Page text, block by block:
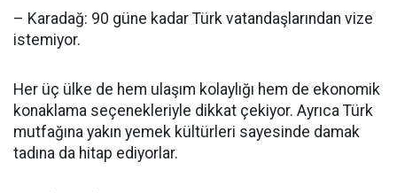
– Karadağ: 90 güne kadar Türk vatandaşlarından vize
istemiyor.
Her üç ülke de hem ulaşım kolaylığı hem de ekonomik
konaklama seçenekleriyle dikkat çekiyor. Ayrıca Türk
mutfağına yakın yemek kültürleri sayesinde damak
tadına da hitap ediyorlar.